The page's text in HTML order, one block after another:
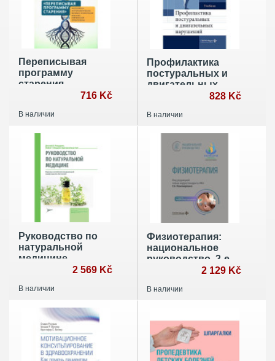
Переписывая
программу
старения
философско-
и
716 Kč
В наличии
Профилактика
постуральных и
двигательных
828 Kč
В наличии
Руководство по
натуральной
медицине
2 569 Kč
В наличии
Физиотерапия:
национальное
руководство. 2-е
изд., перераб. и
2 129 Kč
В наличии